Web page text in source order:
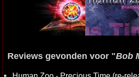
Reviews gevonden voor "Bob